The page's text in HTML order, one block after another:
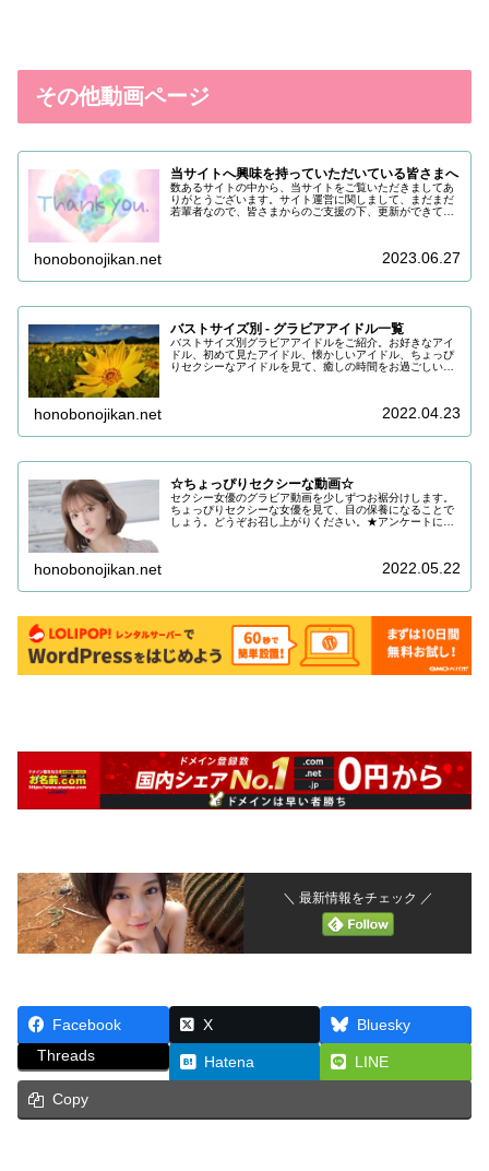
その他動画ページ
当サイトへ興味を持っていただいている皆さまへ
数あるサイトの中から、当サイトをご覧いただきましてあ
りがとうございます。サイト運営に関しまして、まだまだ
若輩者なので、皆さまからのご支援の下、更新ができてい
honobonojikan.net 2023.06.27
バストサイズ別 - グラビアアイドル一覧
バストサイズ別グラビアアイドルをご紹介。お好きなアイ
ドル、初めて見たアイドル、懐かしいアイドル、ちょっぴ
りセクシーなアイドルを見て、癒しの時間をお過ごしいた
honobonojikan.net 2022.04.23
☆ちょっぴりセクシーな動画☆
セクシー女優のグラビア動画を少しずつお裾分けします。
ちょっぴりセクシーな女優を見て、目の保養になることで
しょう。どうぞお召し上がりください。★アンケートにご
honobonojikan.net 2022.05.22
＼ 最新情報をチェック ／
Facebook X
Bluesky
Threads
Hatena LINE
Copy